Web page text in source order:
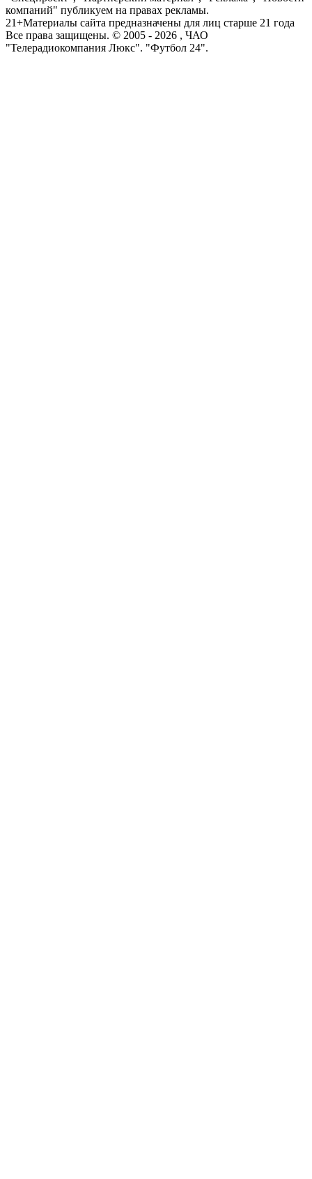
компаний" публикуем на правах рекламы.
21+Материалы сайта предназначены для лиц старше 21 года
Все права защищены. © 2005 - 2026 , ЧАО
"Телерадиокомпания Люкс". "Футбол 24".